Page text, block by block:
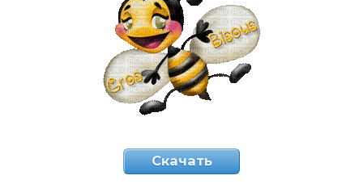
Скачать